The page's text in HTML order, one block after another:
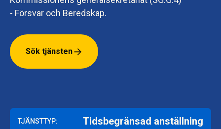
- Försvar och Beredskap.
Sök tjänsten
TJÄNSTTYP: Tidsbegränsad anställning